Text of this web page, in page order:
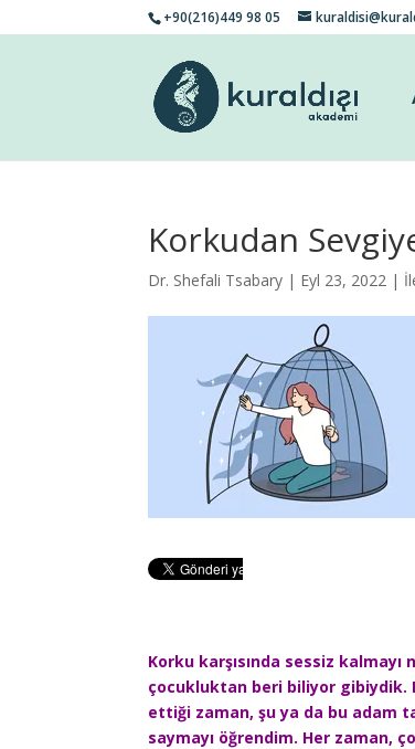
+90(216)449 98 05
Korkudan
Dr. Shefali Tsabary | Eyl 23, 2022 |
Korku karşısında sessiz
çocukluktan beri biliyor gibiydik.
ettiği zaman, şu ya da bu adam
saymayı öğrendim. Her zaman,